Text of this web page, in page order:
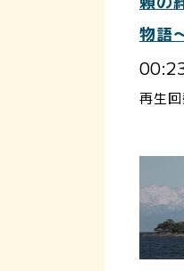
物語
再生